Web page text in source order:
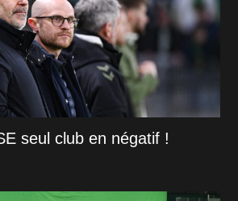
seul club en négatif !